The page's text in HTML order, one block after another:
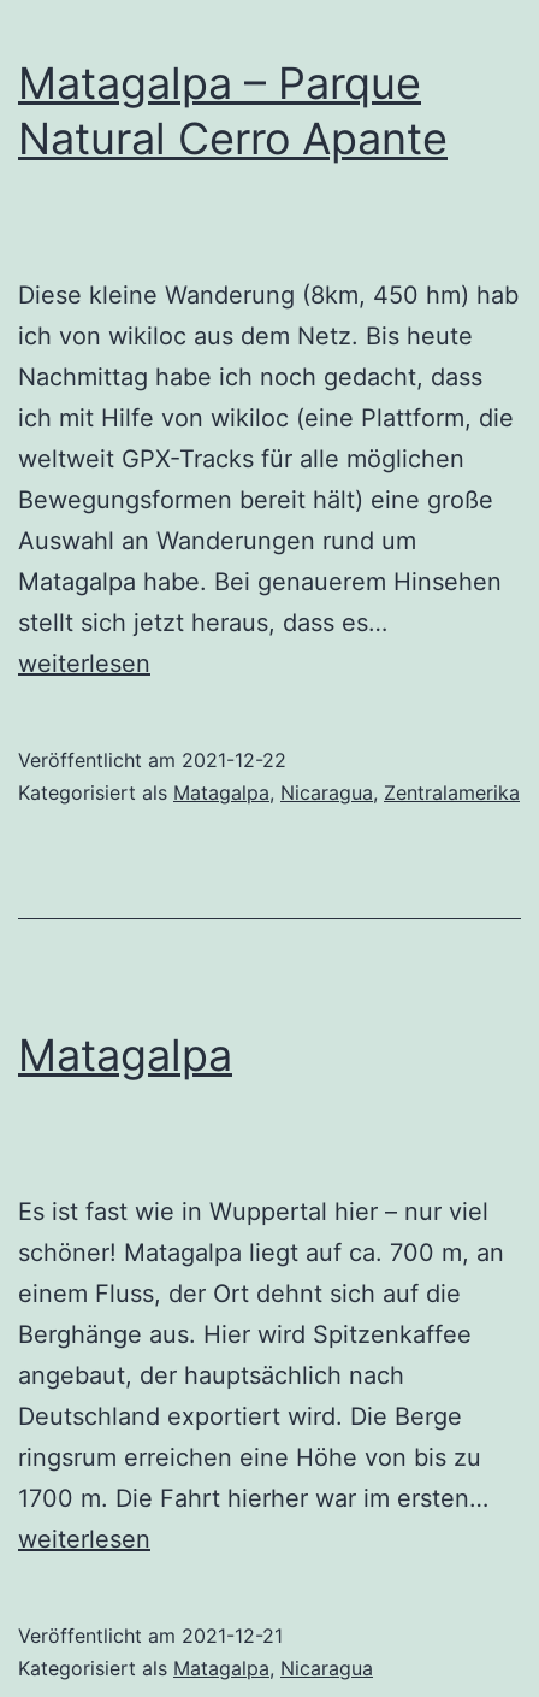
Matagalpa – Parque
Natural Cerro Apante
Diese kleine Wanderung (8km, 450 hm) hab
ich von wikiloc aus dem Netz. Bis heute
Nachmittag habe ich noch gedacht, dass
ich mit Hilfe von wikiloc (eine Plattform, die
weltweit GPX-Tracks für alle möglichen
Bewegungsformen bereit hält) eine große
Auswahl an Wanderungen rund um
Matagalpa habe. Bei genauerem Hinsehen
stellt sich jetzt heraus, dass es…
Cerro
weiterlesen
Veröffentlicht am 2021-12-22
Kategorisiert als Matagalpa, Nicaragua, Zentralamerika
Matagalpa
Es ist fast wie in Wuppertal hier – nur viel
schöner! Matagalpa liegt auf ca. 700 m, an
einem Fluss, der Ort dehnt sich auf die
Berghänge aus. Hier wird Spitzenkaffee
angebaut, der hauptsächlich nach
Deutschland exportiert wird. Die Berge
ringsrum erreichen eine Höhe von bis zu
1700 m. Die Fahrt hierher war im ersten…
weiterlesen
Veröffentlicht am 2021-12-21
Kategorisiert als Matagalpa, Nicaragua